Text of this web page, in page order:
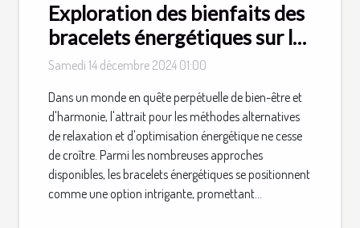
Exploration des bienfaits des
bracelets énergétiques sur le
bien-être
Samedi 14 décembre 2024 01:00
Dans un monde en quête perpétuelle de bien-être et
d'harmonie, l'attrait pour les méthodes alternatives
de relaxation et d'optimisation énergétique ne cesse
de croître. Parmi les nombreuses approches
disponibles, les bracelets énergétiques se positionnent
comme une option intrigante, promettant...